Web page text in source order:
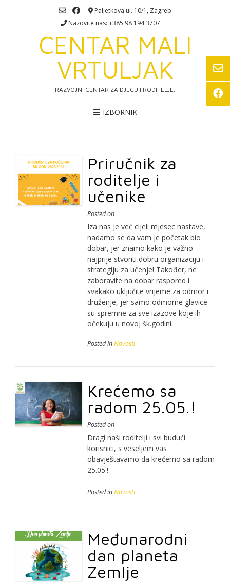
Paljetkova ul. 10/1, Zagreb
Nazovite nas: +385 98 194 3707
CENTAR MALI
VRTULJAK
RAZVOJNI CENTAR ZA DJECU I RODITELJE.
IZBORNIK
Priručnik za
roditelje i
učenike
Posted on
Iza nas je već cijeli mjesec nastave,
nadamo se da vam je početak bio
dobar, jer znamo kako je važno
najprije stvoriti dobru organizaciju i
strategiju za učenje! Također, ne
zaboravite na dobar raspored i
svakako uključite vrijeme za odmor i
druženje, jer samo odmorne glavice
su spremne za sve izazove koje ih
očekuju u novoj šk.godini.
Posted inNovosti
Krećemo sa
radom 25.05.!
Posted on
Dragi naši roditelji i svi budući
korisnici, s veseljem vas
obavještavamo da krećemo sa radom
25.05.!
Posted inNovosti
Međunarodni
dan planeta
Zemlje